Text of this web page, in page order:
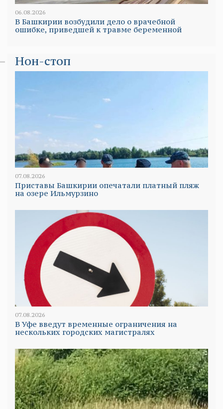
06.08.2026
В Башкирии возбудили дело о врачебной
ошибке, приведшей к травме беременной
Нон-стоп
07.08.2026
Приставы Башкирии опечатали платный пляж
на озере Ильмурзино
07.08.2026
В Уфе введут временные ограничения на
нескольких городских магистралях